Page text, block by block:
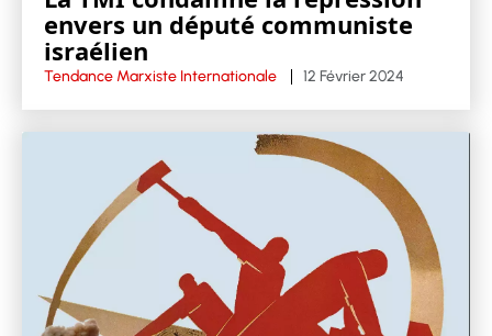
envers un député communiste
israélien
Tendance Marxiste Internationale 12 Février 2024